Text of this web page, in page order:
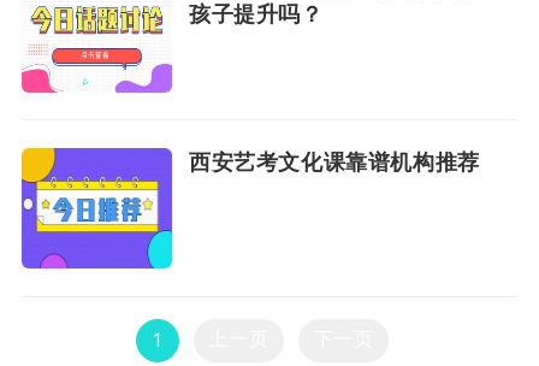
孩子提升吗？
西安艺考文化课靠谱机构推荐
1